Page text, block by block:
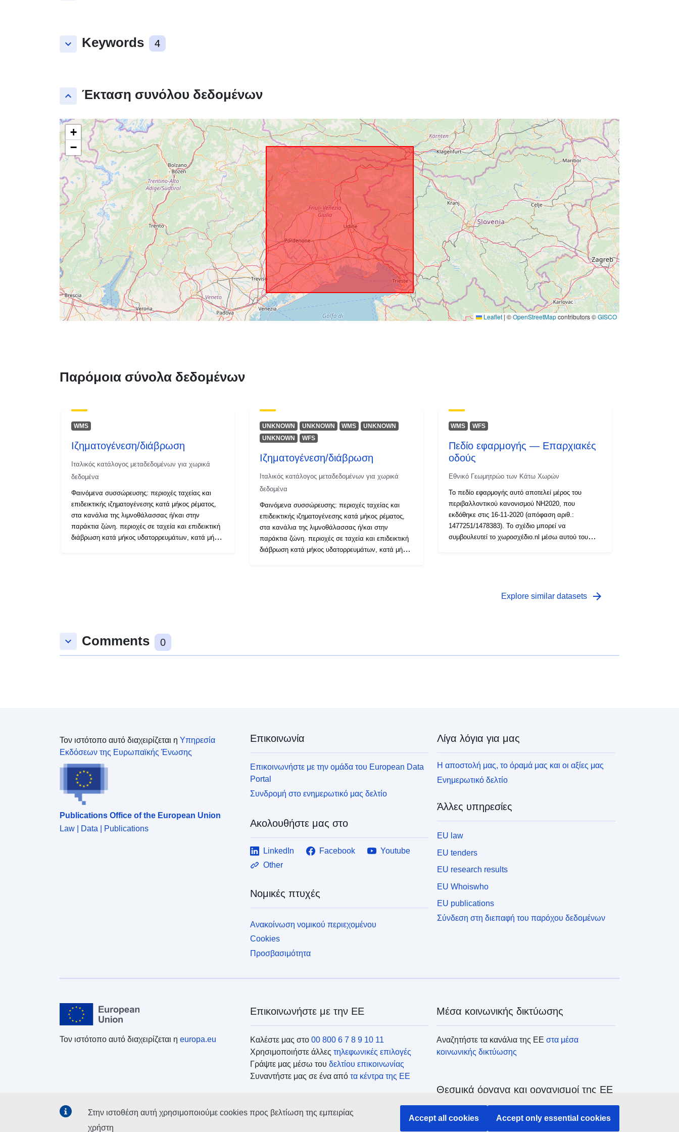
keyboard_arrow_down Keywords 4
keyboard_arrow_up Έκταση συνόλου δεδομένων
+
−
Leaflet|©OpenStreetMapcontributors ©GISCO
Παρόμοια σύνολα δεδομένων
WMS
Ιζηματογένεση/διάβρωση
Ιταλικός κατάλογος μεταδεδομένων για χωρικά
δεδομένα
Φαινόμενα συσσώρευσης: περιοχές ταχείας και
επιδεικτικής ιζηματογένεσης κατά μήκος ρέματος,
στα κανάλια της λιμνοθάλασσας ή/και στην
παράκτια ζώνη. περιοχές σε ταχεία και επιδεικτική
διάβρωση κατά μήκος υδατορρευμάτων, κατά μήκος
UNKNOWN UNKNOWN WMS
UNKNOWN
UNKNOWN
WFS
Ιζηματογένεση/διάβρωση
Ιταλικός κατάλογος μεταδεδομένων για χωρικά
δεδομένα
Φαινόμενα συσσώρευσης: περιοχές ταχείας και
επιδεικτικής ιζηματογένεσης κατά μήκος ρέματος,
στα κανάλια της λιμνοθάλασσας ή/και στην
παράκτια ζώνη. περιοχές σε ταχεία και επιδεικτική
διάβρωση κατά μήκος υδατορρευμάτων, κατά μήκος
WMS WFS
Πεδίο εφαρμογής — Επαρχιακές
οδούς
Εθνικό Γεωμητρώο των Κάτω Χωρών
Το πεδίο εφαρμογής αυτό αποτελεί μέρος του
περιβαλλοντικού κανονισμού NH2020, που
εκδόθηκε στις 16-11-2020 (απόφαση αριθ.:
1477251/1478383). Το σχέδιο μπορεί να
συμβουλευτεί το χωροσχέδιο.nl μέσω αυτού του
Explore similar datasets arrow_forward
keyboard_arrow_down Comments 0
Τον ιστότοπο αυτό διαχειρίζεται η Υπηρεσία
Εκδόσεων της Ευρωπαϊκής Ένωσης
Publications Office of the European Union
Law | Data | Publications
Επικοινωνία
Επικοινωνήστε με την ομάδα του European Data
Portal
Συνδρομή στο ενημερωτικό μας δελτίο
Ακολουθήστε μας στο
LinkedIn Facebook
Youtube
Other
Νομικές πτυχές
Ανακοίνωση νομικού περιεχομένου
Cookies
Προσβασιμότητα
Λίγα λόγια για μας
Η αποστολή μας, το όραμά μας και οι αξίες μας
Ενημερωτικό δελτίο
Άλλες υπηρεσίες
EU law
EU tenders
EU research results
EU Whoiswho
EU publications
Σύνδεση στη διεπαφή του παρόχου δεδομένων
Τον ιστότοπο αυτό διαχειρίζεται η europa.eu
Επικοινωνήστε με την ΕΕ
Καλέστε μας στο 00 800 6 7 8 9 10 11
Χρησιμοποιήστε άλλες τηλεφωνικές επιλογές
Γράψτε μας μέσω του δελτίου επικοινωνίας
Συναντήστε μας σε ένα από τα κέντρα της ΕΕ
Μέσα κοινωνικής δικτύωσης
Αναζητήστε τα κανάλια της ΕΕστα μέσα
κοινωνικής δικτύωσης
Θεσμικά όργανα και οργανισμοί της ΕΕ
Αναζήτηση όλων των θεσμικών και λοιπών
οργάνων και οργανισμών της ΕΕ
Στην ιστοθέση αυτή χρησιμοποιούμε cookies προς βελτίωση της εμπειρίας
χρήστη
Accept all cookies Accept only essential cookies